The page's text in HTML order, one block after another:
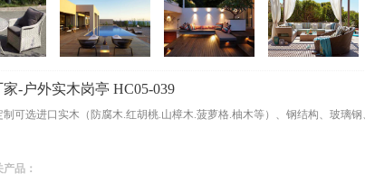
家-户外实木岗亭 HC05-039
制可选进口实木（防腐木.红胡桃.山樟木.菠萝格.柚木等）、钢结构、玻璃
品：